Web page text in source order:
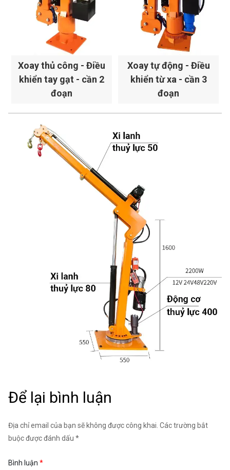
Xoay thủ công - Điều
khiển tay gạt - cần 2
đoạn
Xoay tự động - Điều
khiển từ xa - cần 3
đoạn
Để lại bình luận
Địa chỉ email của bạn sẽ không được công khai. Các trường bắt
buộc được đánh dấu *
Bình luận